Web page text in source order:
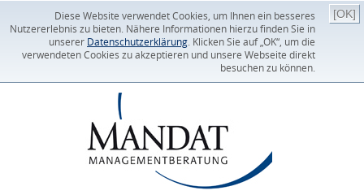
Diese Website verwendet Cookies, um Ihnen ein besseres
Nutzererlebnis zu bieten. Nähere Informationen hierzu finden Sie in
unserer Datenschutzerklärung . Klicken Sie auf „OK“, um die
verwendeten Cookies zu akzeptieren und unsere Webseite direkt
besuchen zu können.
[OK]